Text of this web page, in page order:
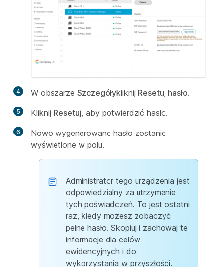
4 W obszarze Szczegółykliknij Resetuj hasło.
5 Kliknij Resetuj, aby potwierdzić hasło.
6
Nowo wygenerowane hasło zostanie
wyświetlone w polu.
Administrator tego urządzenia jest
odpowiedzialny za utrzymanie
tych poświadczeń. To jest ostatni
raz, kiedy możesz zobaczyć
pełne hasło. Skopiuj i zachowaj te
informacje dla celów
ewidencyjnych i do
wykorzystania w przyszłości.